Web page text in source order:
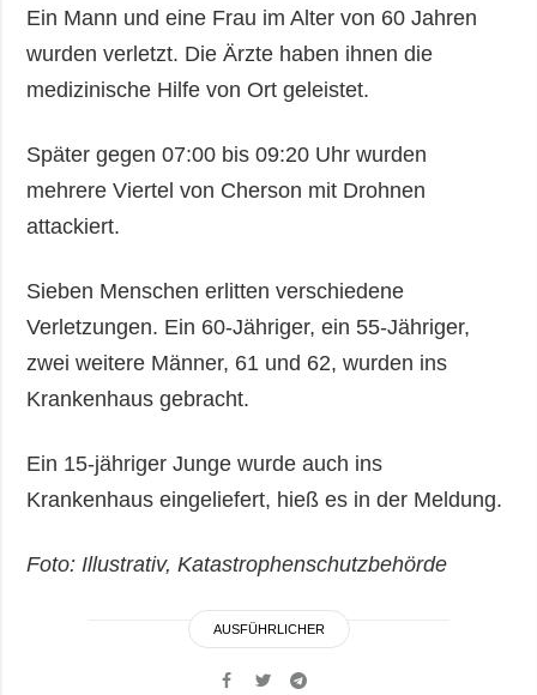
Ein Mann und eine Frau im Alter von 60 Jahren
wurden verletzt. Die Ärzte haben ihnen die
medizinische Hilfe von Ort geleistet.
Später gegen 07:00 bis 09:20 Uhr wurden
mehrere Viertel von Cherson mit Drohnen
attackiert.
Sieben Menschen erlitten verschiedene
Verletzungen. Ein 60-Jähriger, ein 55-Jähriger,
zwei weitere Männer, 61 und 62, wurden ins
Krankenhaus gebracht.
Ein 15-jähriger Junge wurde auch ins
Krankenhaus eingeliefert, hieß es in der Meldung.
Foto: Illustrativ, Katastrophenschutzbehörde
AUSFÜHRLICHER